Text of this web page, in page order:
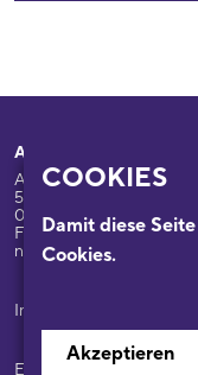
COOKIES
Damit diese
Cookies.
Akzeptieren
Adresse
Appellhofplatz 23-25
50667 Köln
0221/221-26332
Führungen: 0221/2212-
nsdok@stadt-koeln.de
Impressum / Datenschutz
Ein Museum der